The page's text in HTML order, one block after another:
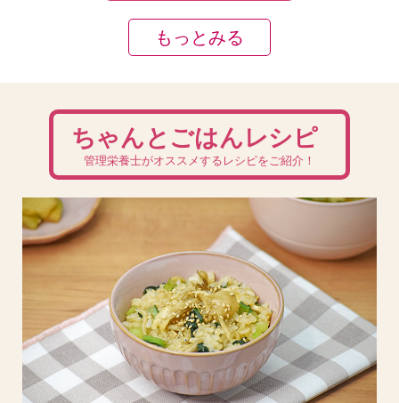
もっとみる
ちゃんとごはんレシピ
管理栄養士がオススメするレシピをご紹介！